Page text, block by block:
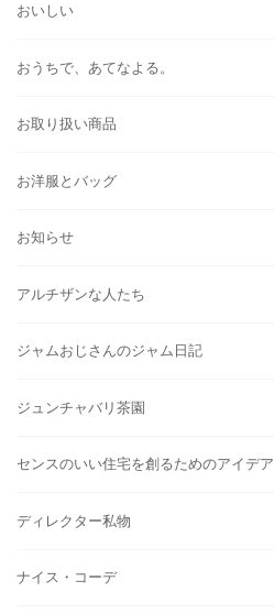
おいしい
おうちで、あてなよる。
お取り扱い商品
お洋服とバッグ
お知らせ
アルチザンな人たち
ジャムおじさんのジャム日記
ジュンチャバリ茶園
センスのいい住宅を創るためのアイデア
ディレクター私物
ナイス・コーデ